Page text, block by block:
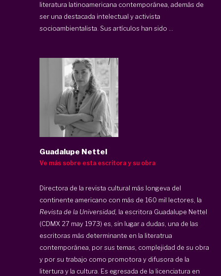
literatura latinoamericana contemporánea, además de
ser una destacada intelectual y activista
socioambientalista. Sus artículos han sido ...
Guadalupe Nettel
Ve más sobre esta escritora y su obra
Directora de la revista cultural más longeva del
continente americano con más de 160 mil lectores, la
Revista de la Universidad, la escritora Guadalupe Nettel
(CDMX 27 may 1973) es, sin lugar a dudas, una de las
escritoras más determinante en la literatrua
contemporánea, por sus temas, complejidad de su obra
y por su trabajo como promotora y difusora de la
litertura y la cultura. Es egresada de la licenciatura en